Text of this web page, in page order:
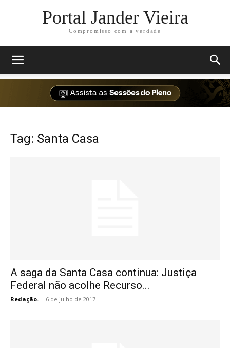
Portal Jander Vieira
Compromisso com a verdade
Tag: Santa Casa
A saga da Santa Casa continua: Justiça
Federal não acolhe Recurso...
Redação. - 6 de julho de 2017